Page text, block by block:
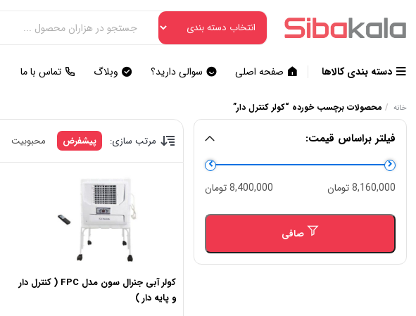
دسته بندی کالاها صفحه اصلی سوالی دارید؟ وبلاگ تماس با ما
خانه / محصولات برچسب خورده “کولر کنترل دار”
فیلتر براساس قیمت:
حداقل
قیمت
حداكثر
قيمت
صافی
8,160,000 تومان 8,400,000 تومان
مرتب سازی: پیشفرض محبوبیت
کولر آبی جنرال سون مدل FPC ( کنترل دار
و پایه دار )